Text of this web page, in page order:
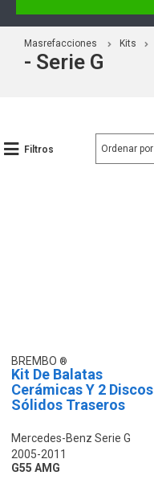
Masrefacciones Kits
- Serie G
Filtros
BREMBO
Kit De Balatas
Cerámicas Y 2 Discos
Sólidos Traseros
Mercedes-Benz Serie G
2005-2011
G55 AMG